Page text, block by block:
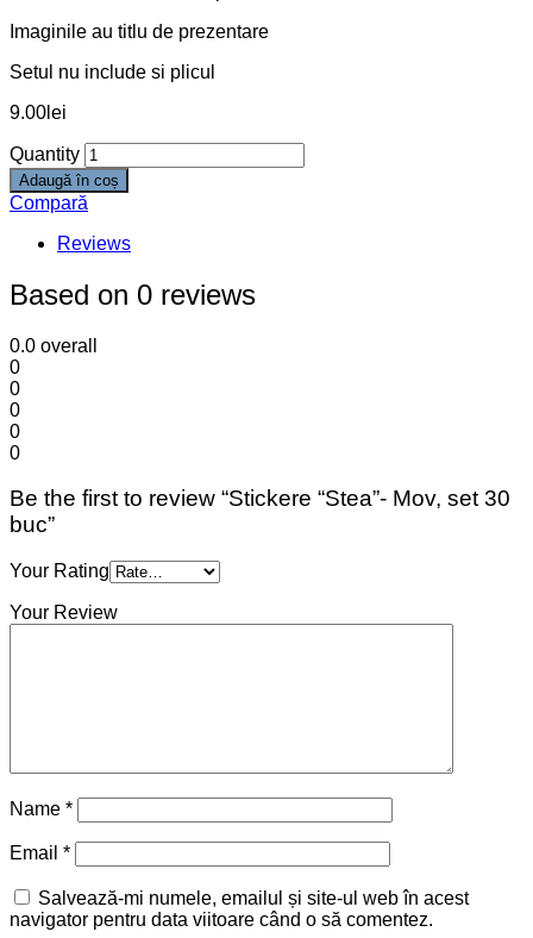
Imaginile au titlu de prezentare
Setul nu include si plicul
9.00 lei
Quantity
Adaugă în coș
Compară
Reviews
Based on 0 reviews
0.0 overall
0
0
0
0
0
Be the first to review “Stickere “Stea”- Mov, set 30
buc”
Your Rating
Your Review
Name *
Email *
Salvează-mi numele, emailul și site-ul web în acest
navigator pentru data viitoare când o să comentez.